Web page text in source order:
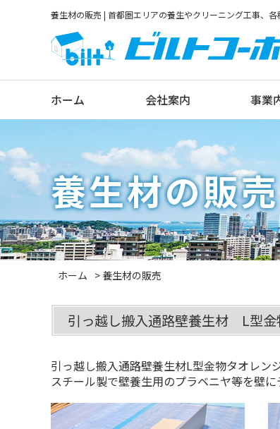
養生材の販売 | 首都圏エリアの養生やクリーニング工事、
ホーム 会社案内 事業
養生材の販売
ホーム 養生材の販売
引っ越し搬入通路壁養生材 L型金
引っ越し搬入通路壁養生材L型金物タオレン
スチール製で壁養生用のプラベニヤ等を壁に